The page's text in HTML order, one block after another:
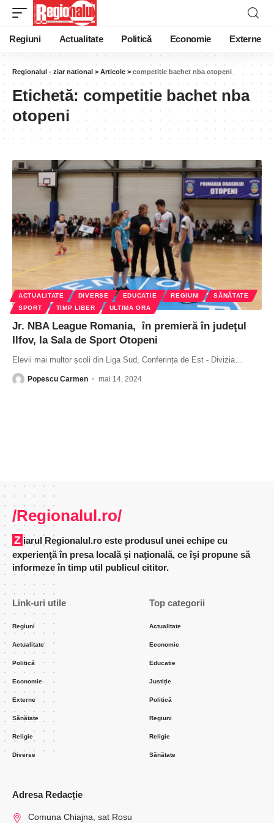
Regiuni Actualitate Politică Economie Externe
Regionalul - ziar national > Articole > competitie bachet nba otopeni
Etichetă: competitie bachet nba
otopeni
ACTUALITATE DIVERSE EDUCATIE REGIUNI
SĂNĂTATE
SPORT
TIMP LIBER ULTIMA ORA
Jr. NBA League Romania, în premieră în judeţul
Ilfov, la Sala de Sport Otopeni
Elevii mai multor școli din Liga Sud, Conferința de Est - Divizia
Popescu Carmen mai 14, 2024
/Regionalul.ro/
Ziarul Regionalul.ro este produsul unei echipe cu
experienţă în presa locală şi naţională, ce îşi propune să
informeze în timp util publicul cititor.
Link-uri utile
Regiuni
Actualitate
Politică
Economie
Externe
Sănătate
Religie
Diverse
Top categorii
Actualitate
Economie
Educatie
Justiție
Politică
Regiuni
Religie
Sănătate
Adresa Redacție
Comuna Chiajna, sat Rosu